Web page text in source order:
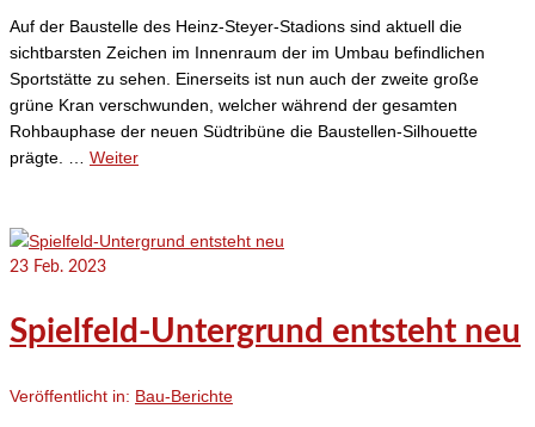
Auf der Baustelle des Heinz-Steyer-Stadions sind aktuell die
sichtbarsten Zeichen im Innenraum der im Umbau befindlichen
Sportstätte zu sehen. Einerseits ist nun auch der zweite große
grüne Kran verschwunden, welcher während der gesamten
Rohbauphase der neuen Südtribüne die Baustellen-Silhouette
prägte. … Weiter
23 Feb. 2023
Spielfeld-Untergrund entsteht neu
Veröffentlicht in: Bau-Berichte